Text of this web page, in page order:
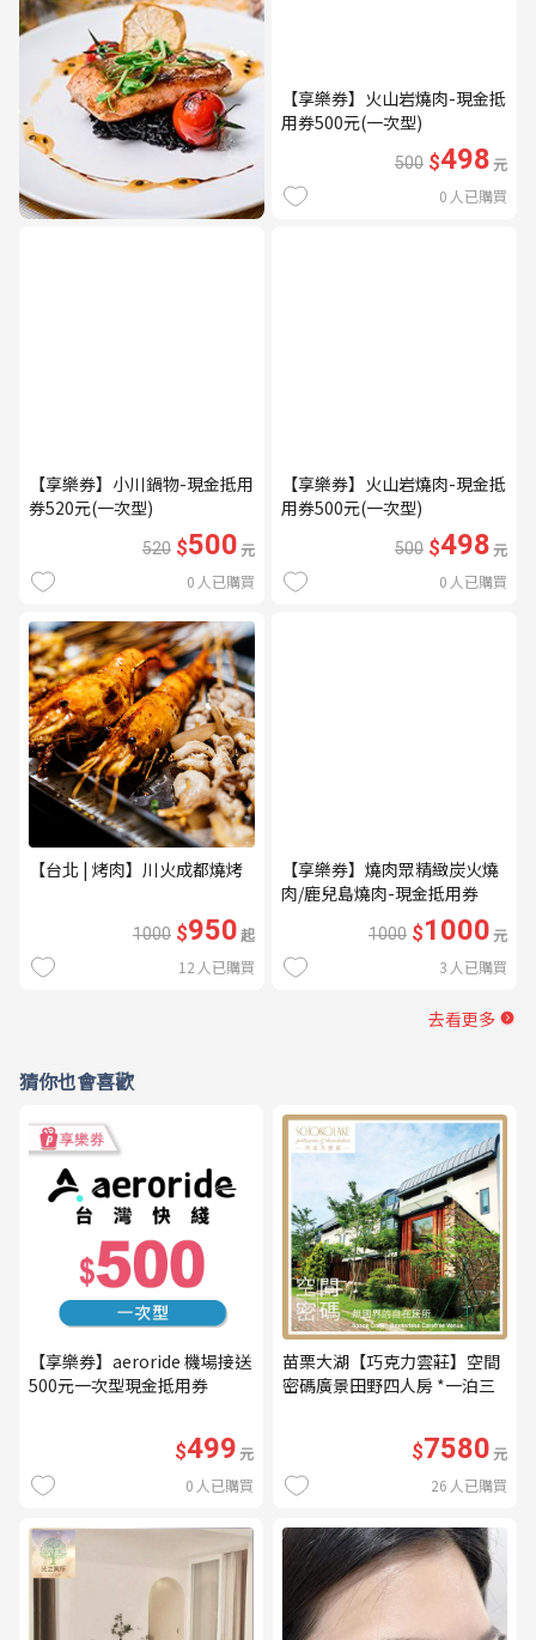
【享樂券】火山岩燒肉-現金抵
用券500元(一次型)
500 $498元
0 人已購買
【享樂券】小川鍋物-現金抵用
券520元(一次型)
520 $500元
0 人已購買
【享樂券】火山岩燒肉-現金抵
用券500元(一次型)
500 $498元
0 人已購買
【台北 | 烤肉】川火成都燒烤
1000 $950起
12 人已購買
【享樂券】燒肉眾精緻炭火燒
肉/鹿兒島燒肉-現金抵用券
1000 $1000元
3 人已購買
去看更多
猜你也會喜歡
【享樂券】aeroride 機場接送
500元一次型現金抵用券
$499元
0 人已購買
苗栗大湖【巧克力雲莊】空間
密碼廣景田野四人房 *一泊三
$7580元
26 人已購買